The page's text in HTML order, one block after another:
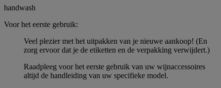
handwash
Voor het eerste gebruik:
Veel plezier met het uitpakken van je nieuwe aankoop! (En
zorg ervoor dat je de etiketten en de verpakking verwijdert.)
Raadpleeg voor het eerste gebruik van uw wijnaccessoires
altijd de handleiding van uw specifieke model.